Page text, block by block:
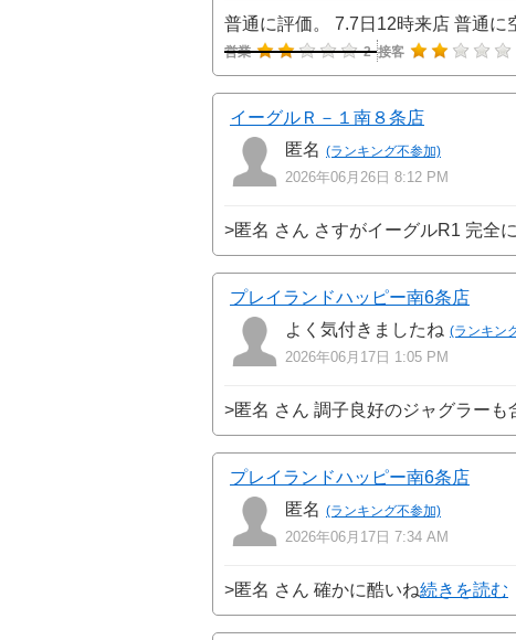
普通に評価。 7.7日12時来店 普通に
営業 2 接客
イーグルＲ－１南８条店
匿名 (ランキング不参加)
2026年06月26日 8:12 PM
>匿名 さん さすがイーグルR1 完全
プレイランドハッピー南6条店
よく気付きましたね (ランキン
2026年06月17日 1:05 PM
>匿名 さん 調子良好のジャグラー
プレイランドハッピー南6条店
匿名 (ランキング不参加)
2026年06月17日 7:34 AM
>匿名 さん 確かに酷いね続きを読む